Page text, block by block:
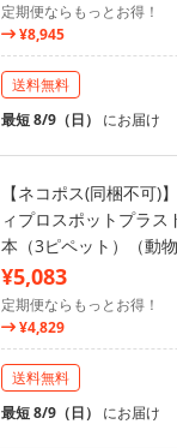
定期便ならもっとお得！
¥8,945
送料無料
最短 8/9（日） にお届け
【ネコポス(同梱不可)
ィプロスポットプラ
本（3ピペット）（動物
¥5,083
定期便ならもっとお得！
¥4,829
送料無料
最短 8/9（日） にお届け